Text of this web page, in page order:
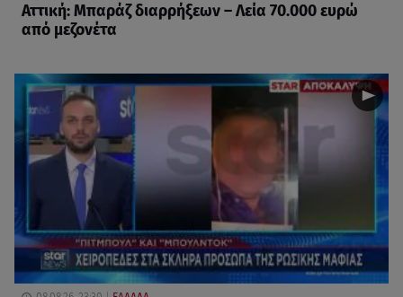
Αττική: Μπαράζ διαρρήξεων – Λεία 70.000 ευρώ
από μεζονέτα